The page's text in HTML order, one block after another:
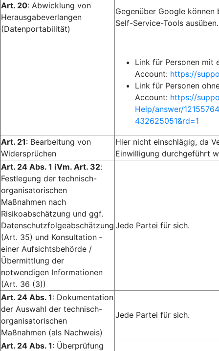
Art. 20: Abwicklung von
Herausgabeverlangen
(Datenportabilität)
Gegenüber Google
Self-Service-Tools ausüben.
Link für Personen mit
Account: https://
Link für Personen
Account: https://
Help/answer/
432625051&rd=1
Art. 21: Bearbeitung von
Widersprüchen
Hier nicht einschlägig, da
Einwilligung durchgeführt
Art. 24 Abs. 1 iVm. Art. 32:
Festlegung der technisch-
organisatorischen
Maßnahmen nach
Risikoabschätzung und ggf.
Datenschutzfolgeabschätzung
(Art. 35) und Konsultation ­
einer Aufsichtsbehörde /
Übermittlung der
notwendigen Informationen
(Art. 36 (3))
Jede Partei für sich.
Art. 24 Abs. 1: Dokumentation
der Auswahl der technisch-
organisatorischen
Maßnahmen (als Nachweis)
Jede Partei für sich.
Art. 24 Abs. 1: Überprüfung